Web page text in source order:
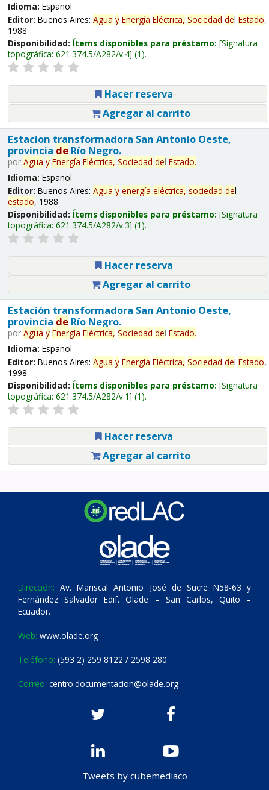
Idioma: Español
Editor: Buenos Aires: Agua y Energía Eléctrica, Sociedad del Estado,
1988
Disponibilidad: Ítems disponibles para préstamo: Signatura
topográfica: 621.374.5/A282/v.4 (1).
Hacer reserva
Agregar al carrito
Estacion transformadora San Antonio Oeste,
provincia deRío Negro.
por Agua y Energía Eléctrica, Sociedad del Estado.
Idioma: Español
Editor: Buenos Aires: Agua y energía eléctrica, sociedad del
estado, 1988
Disponibilidad: Ítems disponibles para préstamo: Signatura
topográfica: 621.374.5/A282/v.3 (1).
Hacer reserva
Agregar al carrito
Estación transformadora San Antonio Oeste,
provincia deRío Negro.
por Agua y Energía Eléctrica, Sociedad del Estado.
Idioma: Español
Editor: Buenos Aires: Agua y Energía Eléctrica, Sociedad del Estado,
1998
Disponibilidad: Ítems disponibles para préstamo: Signatura
topográfica: 621.374.5/A282/v.1 (1).
Hacer reserva
Agregar al carrito
Dirección: Av. Mariscal Antonio José de Sucre N58-63 y
Fernández Salvador Edif. Olade – San Carlos, Quito –
Ecuador.
Web: www.olade.org
Teléfono: (593 2) 259 8122 / 2598 280
Correo: centro.documentacion@olade.org
Tweets by cubemediaco